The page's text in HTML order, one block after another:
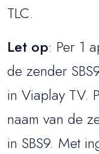
TLC.
Let op: Per 1
de zender
in Viaplay TV.
naam van de
in SBS9. Met